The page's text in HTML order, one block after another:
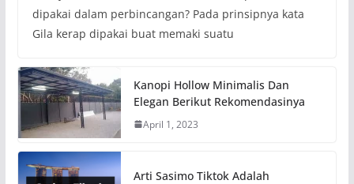
dipakai dalam perbincangan? Pada prinsipnya kata
Gila kerap dipakai buat memaki suatu
Kanopi Hollow Minimalis Dan
Elegan Berikut Rekomendasinya
April 1, 2023
Arti Sasimo Tiktok Adalah